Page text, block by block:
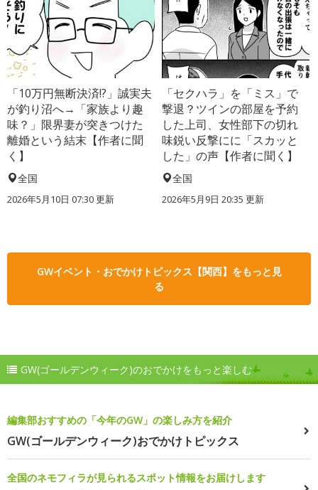
「10万円無断決済!?」誠実夫
が釣り沼へ→「家族より趣
味？」限界妻が突きつけた
離婚という結末【作者に聞
く】
全国
2026年5月10日 07:30 更新
「セクハラ」を「ミス」で
撃退？ツインの部屋を予約
した上司、女性部下の切れ
味鋭い反撃にに「スカッと
した」の声【作者に聞く】
全国
2026年5月9日 20:35 更新
GWイベント・おでかけトピックス【関西】をもっと見
る
GW(ゴールデンウィーク)のおでかけをもっと楽しむ
編集部おすすめの「今年のGW」の楽しみ方を紹介
GW(ゴールデンウィーク)おでかけトピックス
全国のネモフィラが見られるスポット情報をお届けします